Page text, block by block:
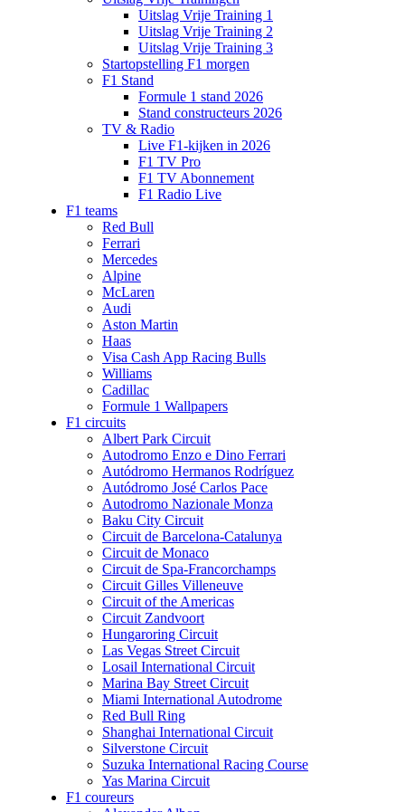
Uitslag Vrije Training 1
Uitslag Vrije Training 2
Uitslag Vrije Training 3
Startopstelling F1 morgen
F1 Stand
Formule 1 stand 2026
Stand constructeurs 2026
TV & Radio
Live F1-kijken in 2026
F1 TV Pro
F1 TV Abonnement
F1 Radio Live
F1 teams
Red Bull
Ferrari
Mercedes
Alpine
McLaren
Audi
Aston Martin
Haas
Visa Cash App Racing Bulls
Williams
Cadillac
Formule 1 Wallpapers
F1 circuits
Albert Park Circuit
Autodromo Enzo e Dino Ferrari
Autódromo Hermanos Rodríguez
Autódromo José Carlos Pace
Autodromo Nazionale Monza
Baku City Circuit
Circuit de Barcelona-Catalunya
Circuit de Monaco
Circuit de Spa-Francorchamps
Circuit Gilles Villeneuve
Circuit of the Americas
Circuit Zandvoort
Hungaroring Circuit
Las Vegas Street Circuit
Losail International Circuit
Marina Bay Street Circuit
Miami International Autodrome
Red Bull Ring
Shanghai International Circuit
Silverstone Circuit
Suzuka International Racing Course
Yas Marina Circuit
F1 coureurs